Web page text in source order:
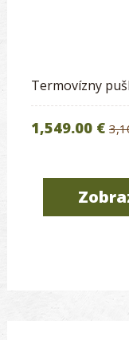
Termovízny
1,549.00 €